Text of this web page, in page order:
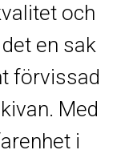
och
en sak
förvissad
Med
i